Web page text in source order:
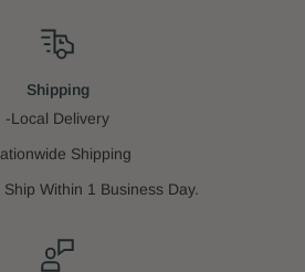
Shipping
-Local Delivery
Shipping
Within 1 Business Day.